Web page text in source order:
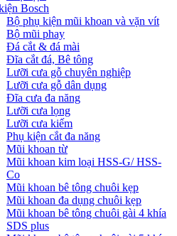
Bosch
Bộ phụ kiện mũi khoan và vặn vít
Bộ mũi phay
Đá cắt & đá mài
Đĩa cắt đá, Bê tông
Lưỡi cưa gỗ chuyên nghiệp
Lưỡi cưa gỗ dân dụng
Đĩa cưa đa năng
Lưỡi cưa lọng
Lưỡi cưa kiếm
Phụ kiện cắt đa năng
Mũi khoan từ
Mũi khoan kim loại HSS-G/ HSS-
Co
Mũi khoan bê tông chuôi kẹp
Mũi khoan đa dụng chuôi kẹp
Mũi khoan bê tông chuôi gài 4 khía
SDS plus